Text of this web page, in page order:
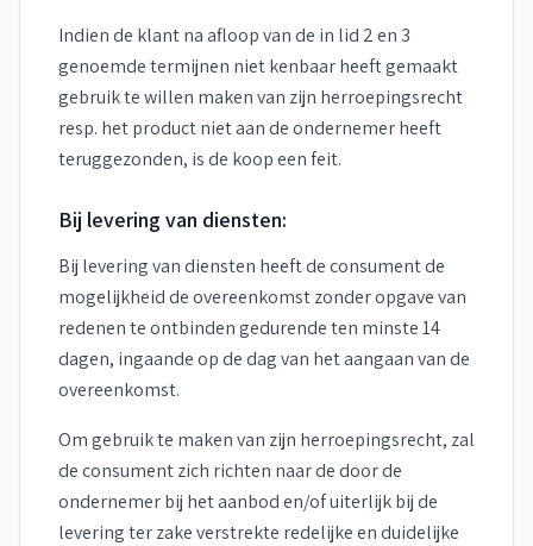
Indien de klant na afloop van de in lid 2 en 3
genoemde termijnen niet kenbaar heeft gemaakt
gebruik te willen maken van zijn herroepingsrecht
resp. het product niet aan de ondernemer heeft
teruggezonden, is de koop een feit.
Bij levering van diensten:
Bij levering van diensten heeft de consument de
mogelijkheid de overeenkomst zonder opgave van
redenen te ontbinden gedurende ten minste 14
dagen, ingaande op de dag van het aangaan van de
overeenkomst.
Om gebruik te maken van zijn herroepingsrecht, zal
de consument zich richten naar de door de
ondernemer bij het aanbod en/of uiterlijk bij de
levering ter zake verstrekte redelijke en duidelijke